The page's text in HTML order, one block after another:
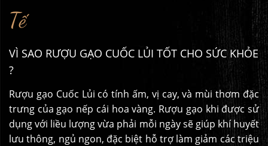
Tế
VÌ SAO RƯỢU GẠO CUỐC LỦI TỐT CHO SỨC KHỎE
?
Rượu gạo Cuốc Lủi có tính ấm, vị cay, và mùi thơm đặc
trưng của gạo nếp cái hoa vàng. Rượu gạo khi được sử
dụng với liều lượng vừa phải mỗi ngày sẽ giúp khí huyết
lưu thông, ngủ ngon, đặc biệt hỗ trợ làm giảm các triệu